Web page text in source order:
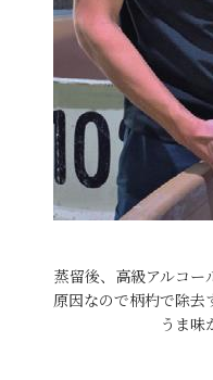
蒸留後、高級アルコー
原因なので柄杓で除去
うま味